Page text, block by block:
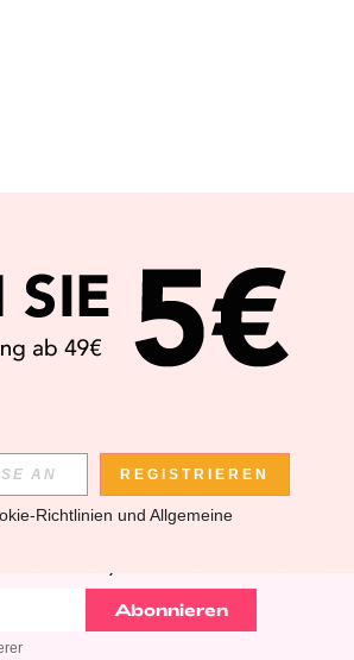
APP
DU DIE NEUESTEN TRENDS
ABMELDEN).
Abonnieren
REGISTRIEREN
Richtlinien und Allgemeine